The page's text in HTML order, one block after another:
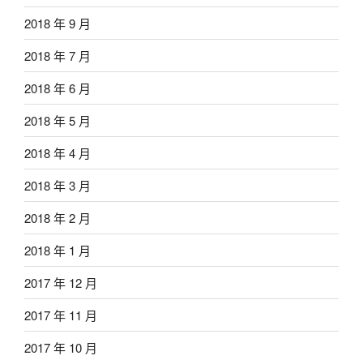
2018 年 9 月
2018 年 7 月
2018 年 6 月
2018 年 5 月
2018 年 4 月
2018 年 3 月
2018 年 2 月
2018 年 1 月
2017 年 12 月
2017 年 11 月
2017 年 10 月